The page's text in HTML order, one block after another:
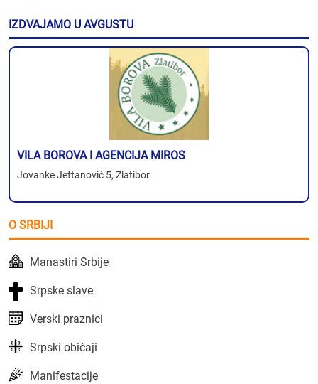
IZDVAJAMO U AVGUSTU
VILA BOROVA I AGENCIJA MIROS
Jovanke Jeftanović 5, Zlatibor
O SRBIJI
Manastiri Srbije
Srpske slave
Verski praznici
Srpski običaji
Manifestacije